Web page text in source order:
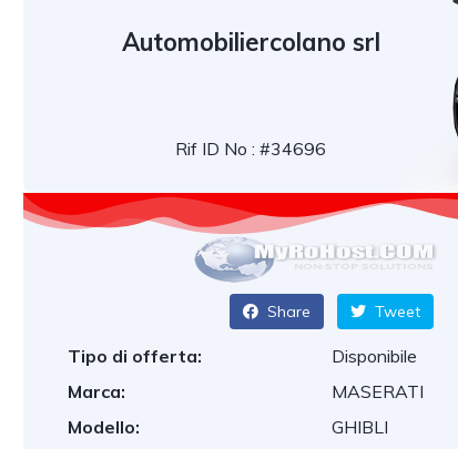
Automobiliercolano srl
Rif ID No : #34696
Share Tweet
Tipo di offerta:
Disponibile
Marca:
MASERATI
Modello:
GHIBLI